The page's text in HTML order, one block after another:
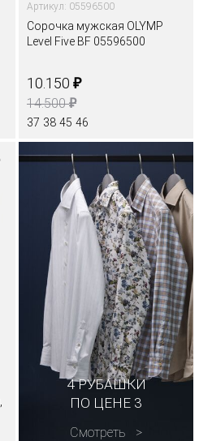
Артикул: 05596500
Сорочка мужская OLYMP
Level Five BF 05596500
10.150 ₽
14.500₽
37 38 45 46
4 РУБАШКИ
ПО ЦЕНЕ 3
Смотреть